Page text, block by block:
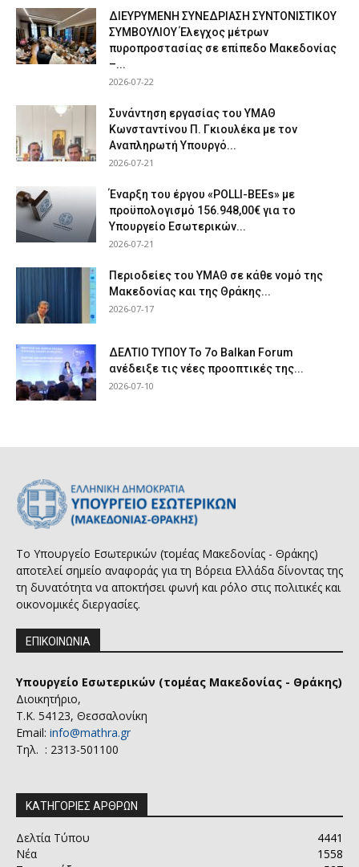
ΔΙΕΥΡΥΜΕΝΗ ΣΥΝΕΔΡΙΑΣΗ ΣΥΝΤΟΝΙΣΤΙΚΟΥ
ΣΥΜΒΟΥΛΙΟΥ Έλεγχος μέτρων
πυροπροστασίας σε επίπεδο Μακεδονίας
–...
2026-07-22
Συνάντηση εργασίας του ΥΜΑΘ
Κωνσταντίνου Π. Γκιουλέκα με τον
Αναπληρωτή Υπουργό...
2026-07-21
Έναρξη του έργου «POLLI-BEEs» με
προϋπολογισμό 156.948,00€ για το
Υπουργείο Εσωτερικών...
2026-07-21
Περιοδείες του ΥΜΑΘ σε κάθε νομό της
Μακεδονίας και της Θράκης...
2026-07-17
ΔΕΛΤΙΟ ΤΥΠΟΥ Το 7ο Balkan Forum
ανέδειξε τις νέες προοπτικές της...
2026-07-10
Το Υπουργείο Εσωτερικών (τομέας Μακεδονίας - Θράκης)
αποτελεί σημείο αναφοράς για τη Βόρεια Ελλάδα δίνοντας της
τη δυνατότητα να αποκτήσει φωνή και ρόλο στις πολιτικές και
οικονομικές διεργασίες.
ΕΠΙΚΟΙΝΩΝΙΑ
Υπουργείο Εσωτερικών (τομέας Μακεδονίας - Θράκης)
Διοικητήριο,
Τ.Κ. 54123, Θεσσαλονίκη
Email: info@mathra.gr
Τηλ. : 2313-501100
ΚΑΤΗΓΟΡΙΕΣ ΑΡΘΡΩΝ
Δελτία Τύπου
4441
Νέα
1558